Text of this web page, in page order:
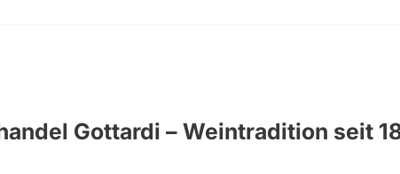
Gottardi – Weintradition seit